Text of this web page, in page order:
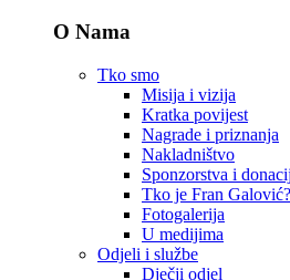
O Nama
Tko smo
Misija i vizija
Kratka povijest
Nagrade i priznanja
Nakladništvo
Sponzorstva i
Tko je Fran Galović?
Fotogalerija
U medijima
Odjeli i službe
Dječji odjel